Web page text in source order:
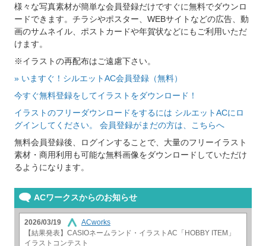
様々な写真素材が簡単な会員登録だけですぐに無料でダウンロ
ードできます。チラシやポスター、WEBサイトなどの広告、動
画のサムネイル、ポストカードや年賀状などにもご利用いただ
けます。
※イラストの再配布はご遠慮下さい。
» いますぐ！シルエットAC会員登録（無料）
今すぐ無料登録をしてイラストをダウンロード！
イラストのフリーダウンロードをするには シルエットACにロ
グインしてください。 会員登録がまだの方は、こちらへ
無料会員登録後、ログインすることで、大量のフリーイラスト
素材・商用利用も可能な無料画像をダウンロードしていただけ
るようになります。